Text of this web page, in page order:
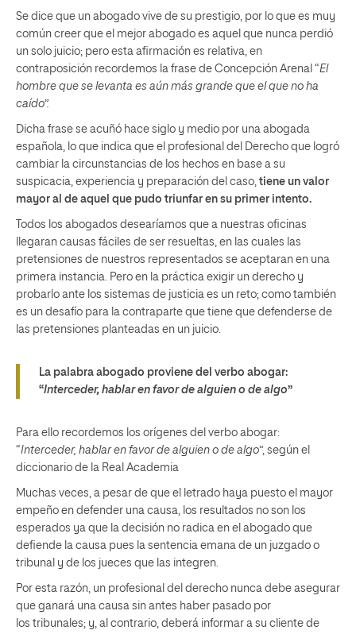
Se dice que un abogado vive de su prestigio, por lo que es muy
común creer que el mejor abogado es aquel que nunca perdió
un solo juicio; pero esta afirmación es relativa, en
contraposición recordemos la frase de Concepción Arenal “El
hombre que se levanta es aún más grande que el que no ha
caído”.
Dicha frase se acuñó hace siglo y medio por una abogada
española, lo que indica que el profesional del Derecho que logró
cambiar la circunstancias de los hechos en base a su
suspicacia, experiencia y preparación del caso, tiene un valor
mayor al de aquel que pudo triunfar en su primer intento.
Todos los abogados desearíamos que a nuestras oficinas
llegaran causas fáciles de ser resueltas, en las cuales las
pretensiones de nuestros representados se aceptaran en una
primera instancia. Pero en la práctica exigir un derecho y
probarlo ante los sistemas de justicia es un reto; como también
es un desafío para la contraparte que tiene que defenderse de
las pretensiones planteadas en un juicio.
La palabra abogado proviene del verbo abogar:
“Interceder, hablar en favor de alguien o de algo”
Para ello recordemos los orígenes del verbo abogar:
“Interceder, hablar en favor de alguien o de algo”, según el
diccionario de la Real Academia
Muchas veces, a pesar de que el letrado haya puesto el mayor
empeño en defender una causa, los resultados no son los
esperados ya que la decisión no radica en el abogado que
defiende la causa pues la sentencia emana de un juzgado o
tribunal y de los jueces que las integren.
Por esta razón, un profesional del derecho nunca debe asegurar
que ganará una causa sin antes haber pasado por
los tribunales; y, al contrario, deberá informar a su cliente de